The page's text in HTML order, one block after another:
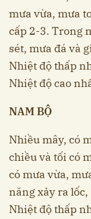
mưa vừa, mưa
cấp 2-3. Trong
sét, mưa đá và
Nhiệt độ thấp
Nhiệt độ cao
NAM BỘ
Nhiều mây, có
chiều và tối có
có mưa vừa,
năng xảy ra
Nhiệt độ thấp